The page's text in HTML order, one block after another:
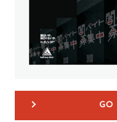
GO